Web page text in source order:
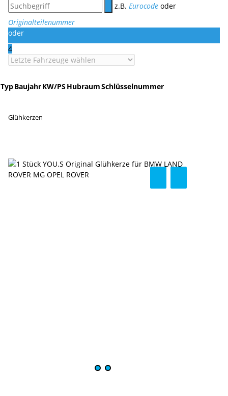
z.B. Eurocode oder
Originalteilenummer
oder
4
TypBaujahrKW/PS HubraumSchlüsselnummer
Glühkerzen